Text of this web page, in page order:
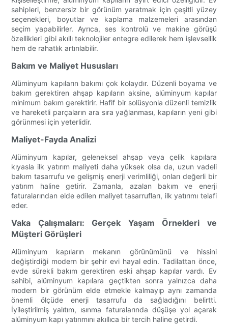
sahipleri, benzersiz bir görünüm yaratmak için çeşitli yüzey
seçenekleri, boyutlar ve kaplama malzemeleri arasından
seçim yapabilirler. Ayrıca, ses kontrolü ve makine görüşü
özellikleri gibi akıllı teknolojiler entegre edilerek hem işlevsellik
hem de rahatlık artırılabilir.
Bakım ve Maliyet Hususları
Alüminyum kapıların bakımı çok kolaydır. Düzenli boyama ve
bakım gerektiren ahşap kapıların aksine, alüminyum kapılar
minimum bakım gerektirir. Hafif bir solüsyonla düzenli temizlik
ve hareketli parçaların ara sıra yağlanması, kapıların yeni gibi
görünmesi için yeterlidir.
Maliyet-Fayda Analizi
Alüminyum kapılar, geleneksel ahşap veya çelik kapılara
kıyasla ilk yatırım maliyeti daha yüksek olsa da, uzun vadeli
bakım tasarrufu ve gelişmiş enerji verimliliği, onları değerli bir
yatırım haline getirir. Zamanla, azalan bakım ve enerji
faturalarından elde edilen maliyet tasarrufları, ilk yatırımı telafi
eder.
Vaka Çalışmaları: Gerçek Yaşam Örnekleri ve
Müşteri Görüşleri
Alüminyum kapıların mekanın görünümünü ve hissini
değiştirdiği modern bir şehir evi hayal edin. Tadilattan önce,
evde sürekli bakım gerektiren eski ahşap kapılar vardı. Ev
sahibi, alüminyum kapılara geçtikten sonra yalnızca daha
modern bir görünüm elde etmekle kalmayıp aynı zamanda
önemli ölçüde enerji tasarrufu da sağladığını belirtti.
İyileştirilmiş yalıtım, ısınma faturalarında düşüşe yol açarak
alüminyum kapı yatırımını akıllıca bir tercih haline getirdi.